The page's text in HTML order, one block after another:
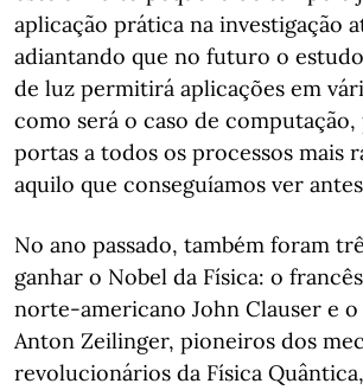
aplicação prática na investigação
adiantando que no futuro o
de luz permitirá aplicações em
como será o caso de computação,
portas a todos os processos mais
aquilo que conseguíamos ver
No ano passado, também foram
ganhar o Nobel da Física: o
norte-americano John Clauser e
Anton Zeilinger, pioneiros dos
revolucionários da Física